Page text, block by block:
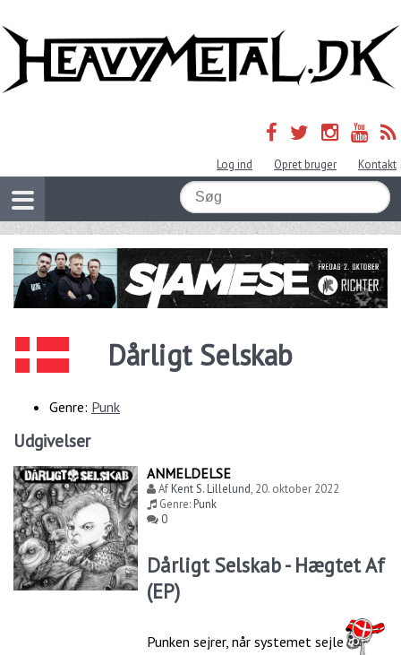
Log ind Opret bruger Kontakt
Dårligt Selskab
Genre: Punk
Udgivelser
ANMELDELSE
AfKent S. Lillelund, 20. oktober 2022
Genre:Punk
0
Dårligt Selskab - Hægtet Af
(EP)
Punken sejrer, når systemet sejler